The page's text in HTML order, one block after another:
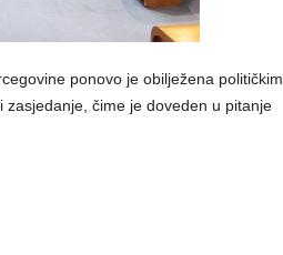
ponovo je obilježena političkim
čime je doveden u pitanje